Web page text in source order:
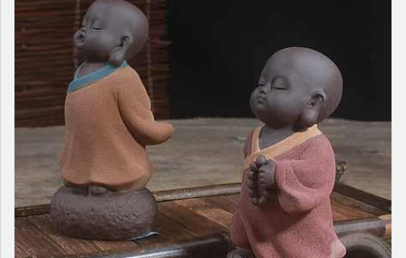
CÂY GIẢ TRANG TRÍ TIỂU CẢNH CÂY GIẢ
TƯỜNG CÂY GIẢ KHĂN TRẢI BÀN